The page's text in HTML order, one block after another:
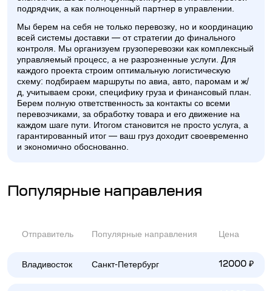
подрядчик, а как полноценный партнер в управлении.
Мы берем на себя не только перевозку, но и координацию
всей системы доставки — от стратегии до финального
контроля. Мы организуем грузоперевозки как комплексный
управляемый процесс, а не разрозненные услуги. Для
каждого проекта строим оптимальную логистическую
схему: подбираем маршруты по авиа, авто, паромам и ж/
д, учитываем сроки, специфику груза и финансовый план.
Берем полную ответственность за контакты со всеми
перевозчиками, за обработку товара и его движение на
каждом шаге пути. Итогом становится не просто услуга, а
гарантированный итог — ваш груз доходит своевременно
и экономично обоснованно.
Популярные направления
Отправитель Популярные направления Цена
Владивосток Санкт-Петербург 12000 ₽